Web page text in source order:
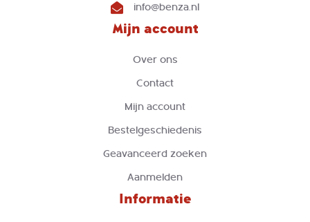
info@benza.nl
Mijn account
Over ons
Contact
Mijn account
Bestelgeschiedenis
Geavanceerd zoeken
Aanmelden
Informatie